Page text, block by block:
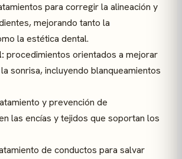
para corregir la alineación y
mejorando tanto la
la estética dental.
procedimientos orientados a mejorar
sonrisa, incluyendo blanqueamientos
y prevención de
las encías y tejidos que soportan los
de conductos para salvar